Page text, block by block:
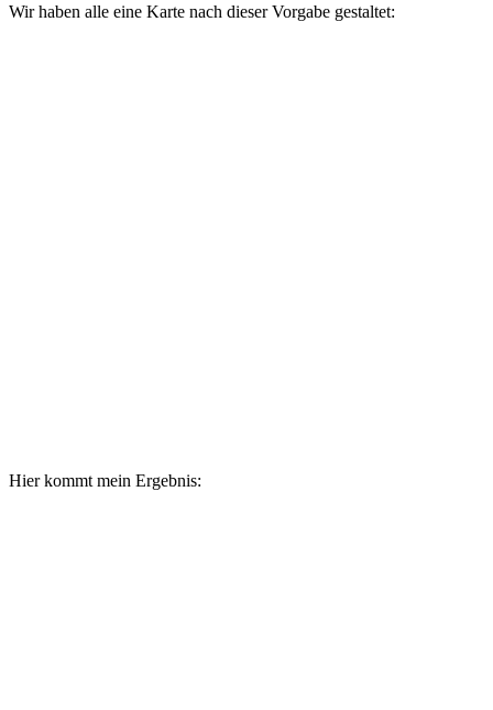
Wir haben alle eine Karte nach dieser Vorgabe gestaltet:
Hier kommt mein Ergebnis: